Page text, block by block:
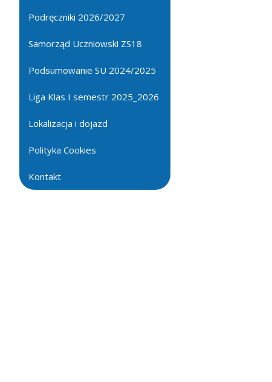
Podręczniki 2026/2027
Samorząd Uczniowski ZS18
Podsumowanie SU 2024/2025
Liga Klas I semestr 2025_2026
Lokalizacja i dojazd
Polityka Cookies
Kontakt